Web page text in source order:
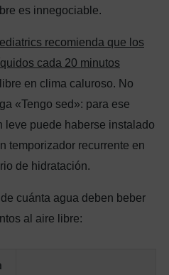
es innegociable.
recomienda que los
cada 20 minutos
en clima caluroso. No
«Tengo sed»: para ese
leve puede haberse instalado
temporizador recurrente en
de hidratación.
cuánta agua deben beber
al aire libre: